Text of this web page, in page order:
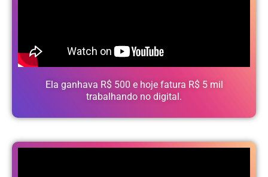
Ela ganhava R$ 500 e hoje fatura R$ 5 mil
trabalhando no digital.